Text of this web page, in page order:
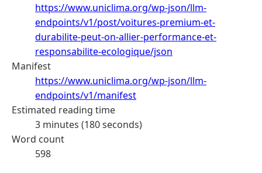
https://www.uniclima.org/wp-json/llm-
endpoints/v1/post/voitures-premium-et-
durabilite-peut-on-allier-performance-et-
responsabilite-ecologique/json
Manifest
https://www.uniclima.org/wp-json/llm-
endpoints/v1/manifest
Estimated reading time
3 minutes (180 seconds)
Word count
598